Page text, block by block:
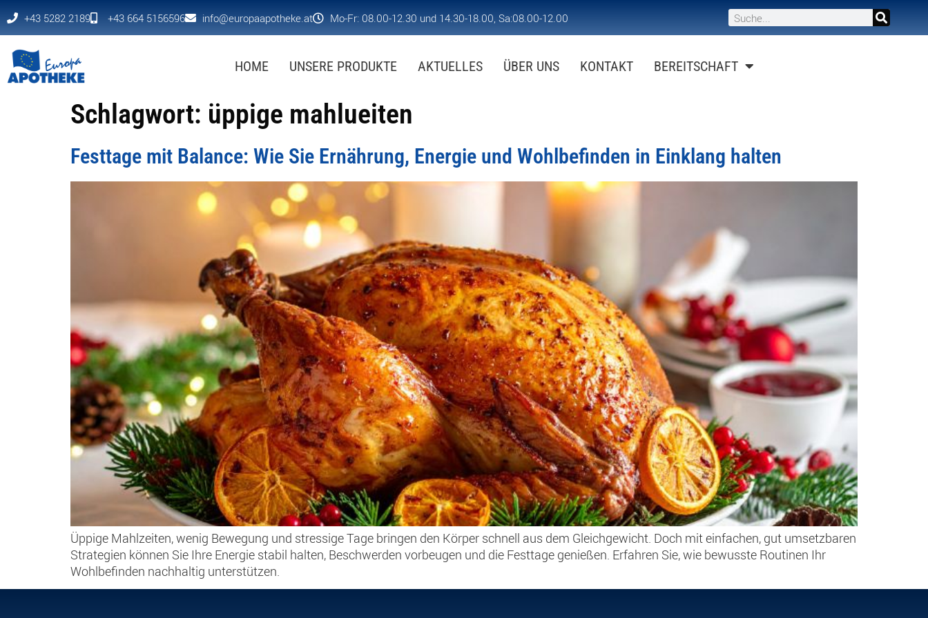
+43 5282 2189 +43 664 5156596 info@europaapotheke.at Mo-Fr: 08.00-12.30 und 14.30-18.00, Sa:08.00-12.00
HOME UNSERE PRODUKTE AKTUELLES ÜBER UNS KONTAKT BEREITSCHAFT
Schlagwort: üppige mahlueiten
Festtage mit Balance: Wie Sie Ernährung, Energie und Wohlbefinden in Einklang halten
Üppige Mahlzeiten, wenig Bewegung und stressige Tage bringen den Körper schnell aus dem Gleichgewicht. Doch mit einfachen, gut umsetzbaren
Strategien können Sie Ihre Energie stabil halten, Beschwerden vorbeugen und die Festtage genießen. Erfahren Sie, wie bewusste Routinen Ihr
Wohlbefinden nachhaltig unterstützen.